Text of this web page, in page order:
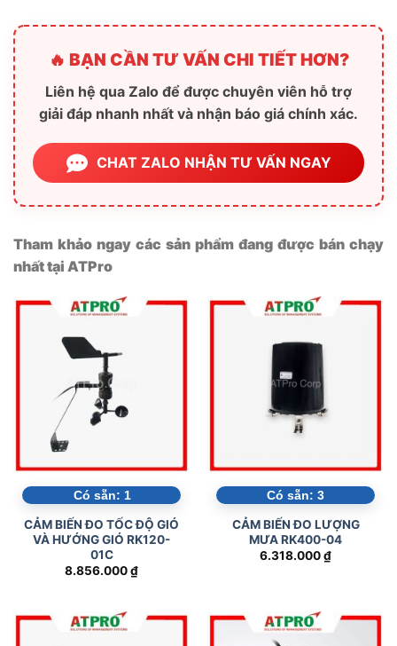
🔥 BẠN CẦN TƯ VẤN CHI TIẾT HƠN?
Liên hệ qua Zalo để được chuyên viên hỗ trợ
giải đáp nhanh nhất và nhận báo giá chính xác.
CHAT ZALO NHẬN TƯ VẤN NGAY
Tham khảo ngay các sản phẩm đang được bán chạy
nhất tại ATPro
Có sẵn: 1
CẢM BIẾN ĐO TỐC ĐỘ GIÓ
VÀ HƯỚNG GIÓ RK120-
01C
8.856.000₫
Có sẵn: 3
CẢM BIẾN ĐO LƯỢNG
MƯA RK400-04
6.318.000₫